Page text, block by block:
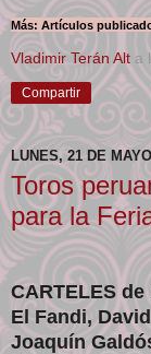
Más: Artículos
Vladimir Terán Alt a
Compartir
LUNES, 21 DE
Toros
para la
CARTELES
El Fandi,
Joaquín